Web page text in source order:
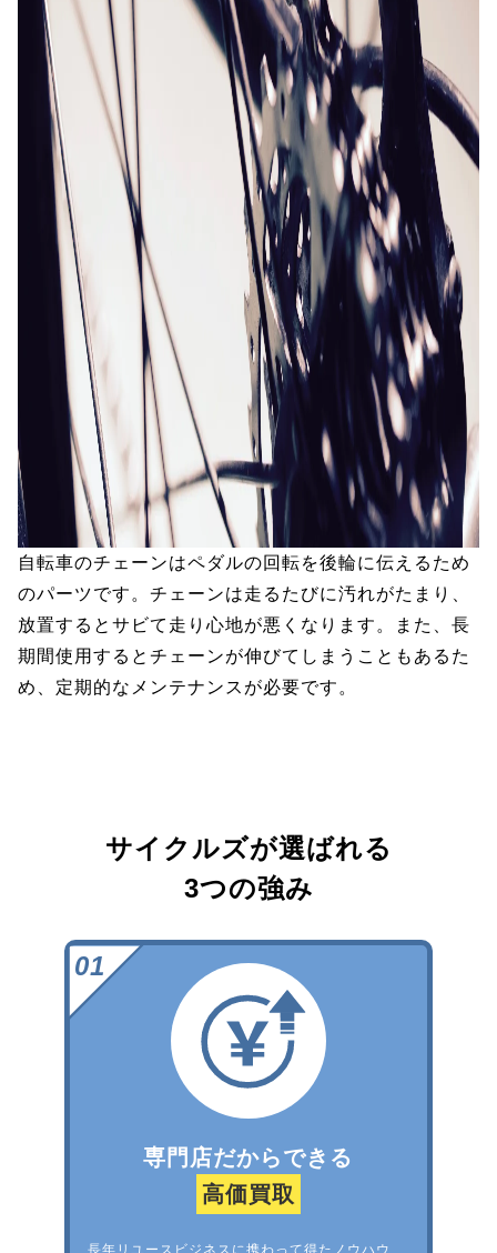
自転車のチェーンはペダルの回転を後輪に伝えるため
のパーツです。チェーンは走るたびに汚れがたまり、
放置するとサビて走り心地が悪くなります。また、長
期間使用するとチェーンが伸びてしまうこともあるた
め、定期的なメンテナンスが必要です。
サイクルズが選ばれる
3つの強み
専門店だからできる
高価買取